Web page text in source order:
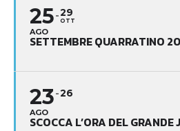
25
AGO
29
OTT
SETTEMBRE QUARRATINO
23
AGO
26
SCOCCA L’ORA DEL GRANDE